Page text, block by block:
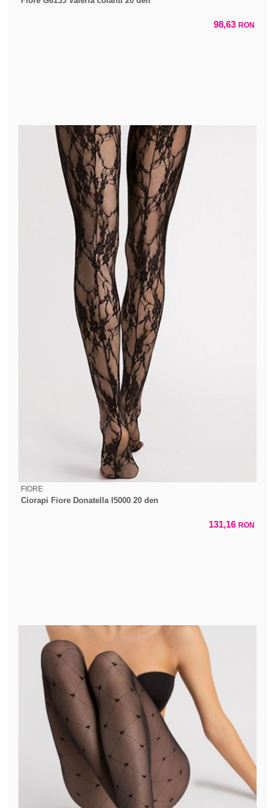
98,63 RON
FIORE
Ciorapi Fiore Donatella I5000 20 den
131,16 RON